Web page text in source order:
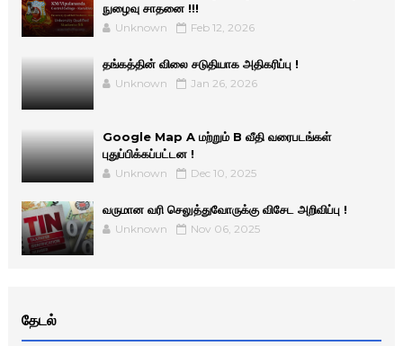
நுழைவு சாதனை !!!
Unknown Feb 12, 2026
தங்கத்தின் விலை சடுதியாக அதிகரிப்பு !
Unknown Jan 26, 2026
Google Map A மற்றும் B வீதி வரைபடங்கள்
புதுப்பிக்கப்பட்டன !
Unknown Dec 10, 2025
வருமான வரி செலுத்துவோருக்கு விசேட அறிவிப்பு !
Unknown Nov 06, 2025
தேடல்